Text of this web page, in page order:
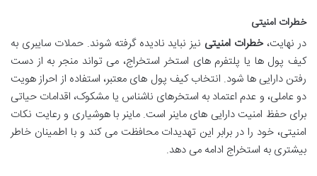
خطرات امنیتی
در نهایت،خطرات امنیتی نیز نباید نادیده گرفته شوند. حملات سایبری به
کیف پول ها یا پلتفرم های استخر استخراج، می تواند منجر به از دست
رفتن دارایی ها شود. انتخاب کیف پول های معتبر، استفاده از احراز هویت
دو عاملی، و عدم اعتماد به استخرهای ناشناس یا مشکوک، اقدامات حیاتی
برای حفظ امنیت دارایی های ماینر است. ماینر با هوشیاری و رعایت نکات
امنیتی، خود را در برابر این تهدیدات محافظت می کند و با اطمینان خاطر
بیشتری به استخراج ادامه می دهد.